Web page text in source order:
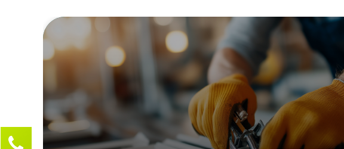
Kontaktieren Sie uns!